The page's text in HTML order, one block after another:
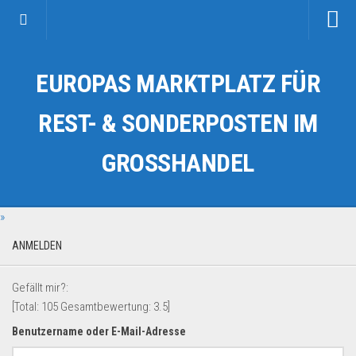
Kategorien
Auto & Motorrad
Fahrzeuge & Transport
Geschäft, Büro & Schreibwaren
Geschenkartikel
Kosmetik & Pflege
EUROPAS MARKTPLATZ FÜR
REST- & SONDERPOSTEN IM
GROSSHANDEL
»
ANMELDEN
Gefällt mir?:
[Total: 105 Gesamtbewertung: 3.5
Benutzername oder E-Mail-Adresse